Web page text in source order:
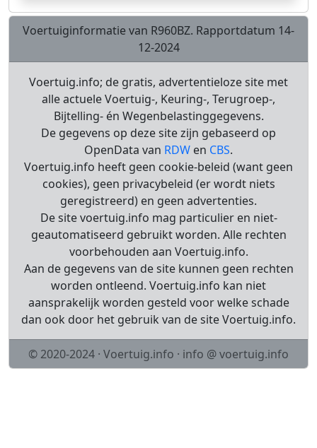
Voertuiginformatie van R960BZ. Rapportdatum 14-
12-2024
Voertuig.info; de gratis, advertentieloze site met
alle actuele Voertuig-, Keuring-, Terugroep-,
Bijtelling- én Wegenbelastinggegevens.
De gegevens op deze site zijn gebaseerd op
OpenData van RDW en CBS.
Voertuig.info heeft geen cookie-beleid (want geen
cookies), geen privacybeleid (er wordt niets
geregistreerd) en geen advertenties.
De site voertuig.info mag particulier en niet-
geautomatiseerd gebruikt worden. Alle rechten
voorbehouden aan Voertuig.info.
Aan de gegevens van de site kunnen geen rechten
worden ontleend. Voertuig.info kan niet
aansprakelijk worden gesteld voor welke schade
dan ook door het gebruik van de site Voertuig.info.
© 2020-2024 · Voertuig.info · info @ voertuig.info